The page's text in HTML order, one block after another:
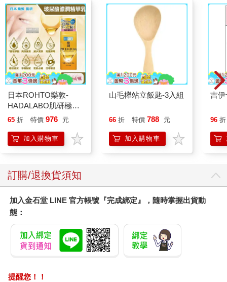
「喔，不。牠出不去！」安妮說。
「退後！」有人在他們身後大吼：「走開！」
傑克和安妮轉過身。
有個男孩站在他們上方的岩石堆上，一頭及肩的紅髮，年紀看起
來和安妮差不多，但手上握著一支巨大的長矛。
「哇！嗨！」傑克說：「你是誰？」
男孩皺起眉頭。他穿著寬鬆的紅色短袍、皮褲和皮靴，腰間繫著
繩子。他的長矛是木頭做的，有著鋒利的金屬矛頭。
也許他的爸媽在研究站工作，傑克心想，也許他只是喜歡角色扮
演，喜歡玩古老的武器。
「走開！牠是我的！」男孩說。
「你的？什麼意思？」傑克說。
「牠才不是任何人的！」安妮說。
那個男孩大步走下岩坡，朝著大海前進。他舉起手上的長矛，瞄
「不！住手！你在做什麼？」傑克說，一邊衝向男孩，
試圖奪下他的長矛。男孩一個沒抓好，長矛就離手了。
傑克緊抓著長矛，感覺好重，幾乎舉不起來。什麼樣的小孩會拿
著這種東西到處跑？他感到奇怪。
擋在他和傑克之間。
「住手！」她說：「你為什麼要傷害那頭獨角鯨？你是哪裡有問
題？」
「這個理由太糟了！」安妮說。
日本ROHTO樂敦-
HADALABO肌研極潤
金緻7重玻尿酸高效保
140ml/金瓶(Premium
臉部肌膚護理乳霜,素
65 折 特價 976 元
加入購物車
山毛櫸站立飯匙-3入組
66 折 特價 788 元
加入購物車
吉
96 折
訂購/退換貨須知
加入金石堂 LINE 官方帳號『完成綁定』，隨時掌握出貨動
態：
提醒您！！